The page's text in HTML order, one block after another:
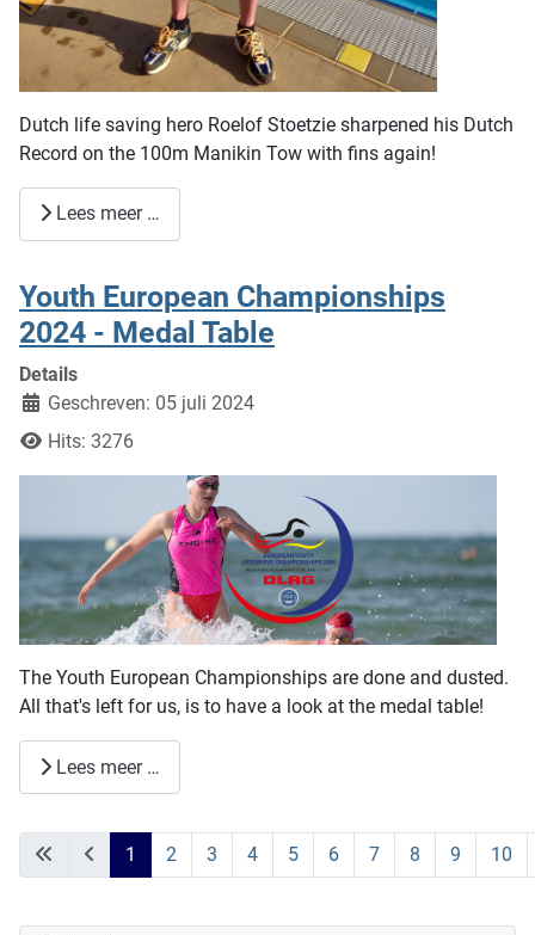
Dutch life saving hero Roelof Stoetzie sharpened his Dutch
Record on the 100m Manikin Tow with fins again!
Lees meer …
Youth European Championships
2024 - Medal Table
Details
Geschreven: 05 juli 2024
Hits: 3276
The Youth European Championships are done and dusted.
All that's left for us, is to have a look at the medal table!
Lees meer …
Pagina 1 van 12
1 2 3 4 5 6 7 8 9 10